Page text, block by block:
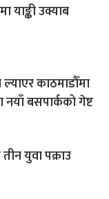
याङ्की उक्याब
काठमाडौँमा
नयाँ बसपार्कको गेष्ट
युवा पक्राउ